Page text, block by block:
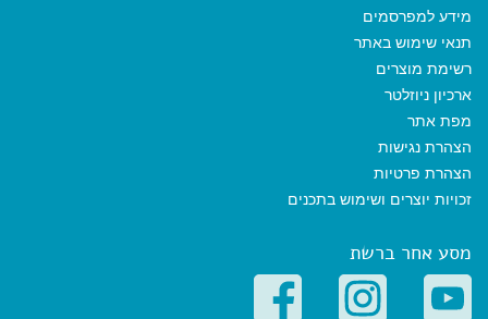
מידע למפרסמים
תנאי שימוש באתר
רשימת מוצרים
ארכיון ניוזלטר
מפת אתר
הצהרת נגישות
הצהרת פרטיות
זכויות יוצרים ושימוש בתכנים
מסע אחר ברשת